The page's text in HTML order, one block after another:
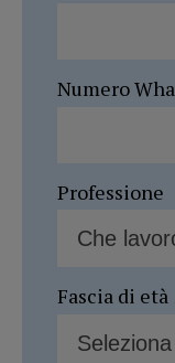
Numero
Professione
Fascia di età